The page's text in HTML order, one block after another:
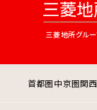
三菱地所グル
首都圏中京圏関